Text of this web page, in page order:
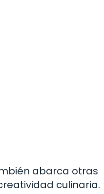
abarca otras
culinaria.